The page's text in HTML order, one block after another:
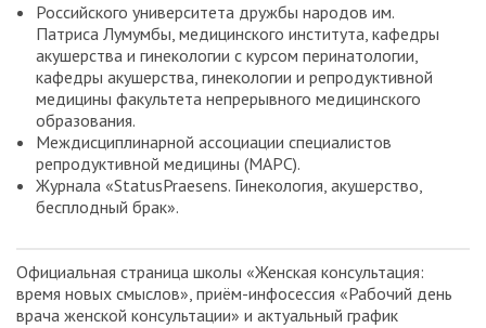
Российского университета дружбы народов им.
Патриса Лумумбы, медицинского института, кафедры
акушерства и гинекологии с курсом перинатологии,
кафедры акушерства, гинекологии и репродуктивной
медицины факультета непрерывного медицинского
образования.
Междисциплинарной ассоциации специалистов
репродуктивной медицины (МАРС).
Журнала «StatusPraesens. Гинекология, акушерство,
бесплодный брак».
Официальная страница школы «Женская консультация:
время новых смыслов», приём-инфосессия «Рабочий день
врача женской консультации» и актуальный график